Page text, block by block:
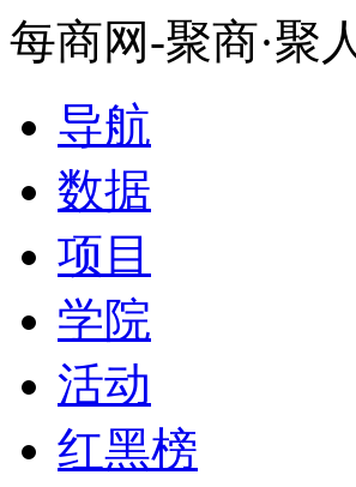
每商网-聚商·聚
导航
数据
项目
学院
活动
红黑榜